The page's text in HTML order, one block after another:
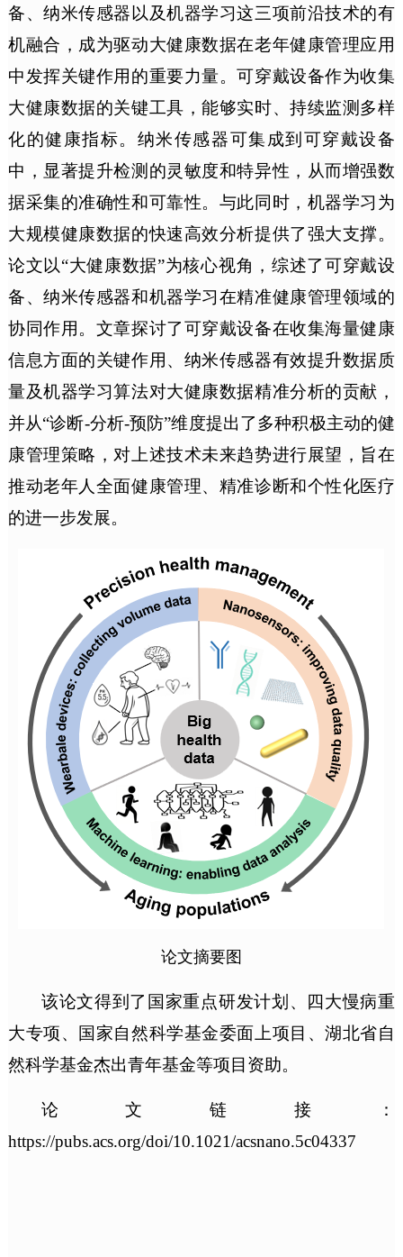
备、纳米传感器以及机器学习这三项前沿技术的有
机融合，成为驱动大健康数据在老年健康管理应用
中发挥关键作用的重要力量。可穿戴设备作为收集
大健康数据的关键工具，能够实时、持续监测多样
化的健康指标。纳米传感器可集成到可穿戴设备
中，显著提升检测的灵敏度和特异性，从而增强数
据采集的准确性和可靠性。与此同时，机器学习为
大规模健康数据的快速高效分析提供了强大支撑。
论文以“大健康数据”为核心视角，综述了可穿戴设
备、纳米传感器和机器学习在精准健康管理领域的
协同作用。文章探讨了可穿戴设备在收集海量健康
信息方面的关键作用、纳米传感器有效提升数据质
量及机器学习算法对大健康数据精准分析的贡献，
并从“诊断-分析-预防”维度提出了多种积极主动的健
康管理策略，对上述技术未来趋势进行展望，旨在
推动老年人全面健康管理、精准诊断和个性化医疗
的进一步发展。
论文摘要图
该论文得到了国家重点研发计划、四大慢病重
大专项、国家自然科学基金委面上项目、湖北省自
然科学基金杰出青年基金等项目资助。
论文链接：
https://pubs.acs.org/doi/10.1021/acsnano.5c04337